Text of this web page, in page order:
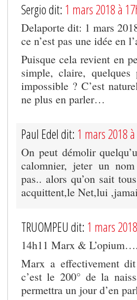
Sergio dit: 1 mars 2018 à
Delaporte dit: 1 mars
ce n’est pas une idée en
Puisque cela revient en
simple, claire, quelques
impossible ? C’est
ne plus en parler…
Paul Edel dit: 1 mars 2018
On peut démolir
calomnier, jeter un
pas.. alors qu’on sait
acquittent,le Net,lui
TRUOMPEU dit: 1 mars
14h11 Marx & L’opium….
Marx a effectivement
c’est le 200° de la
permettra un jour d’en